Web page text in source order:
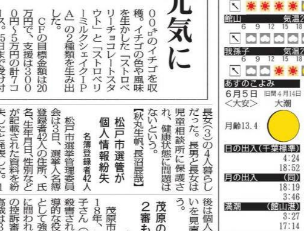
ちば クラウドファンディングとは
アドバイザー 活動ブログ
アドバイザー/ Anna Sato
アドバイザーのご紹介
クラウドファンディング体験者インタビュー
コミュニティコーピング
ドリプロ
ピタゴラ
ライダーズ神社実行委員会
船越ワイナリー
プレスリリース
プロジェクトご紹介